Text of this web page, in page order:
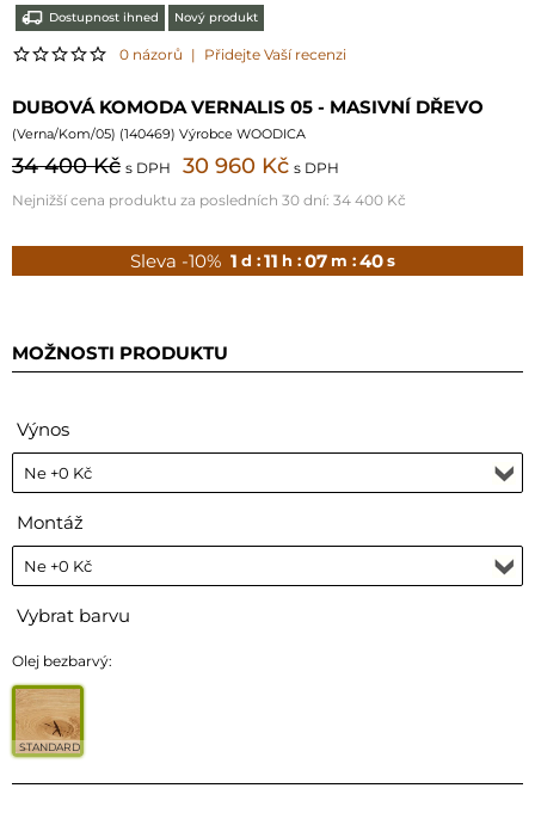
Dostupnost ihned Nový produkt
0 názorů | Přidejte Vaší recenzi
DUBOVÁ KOMODA VERNALIS 05 - MASIVNÍ DŘEVO
(Verna/Kom/05) (140469) Výrobce WOODICA
34 400 Kč s DPH 30 960 Kč s DPH
Nejnižší cena produktu za posledních 30 dní: 34 400 Kč
Sleva -10% 1 d : 11 h : 07 m : 39 s
MOŽNOSTI PRODUKTU
Výnos
Montáž
Vybrat barvu
Olej bezbarvý:
STANDARD